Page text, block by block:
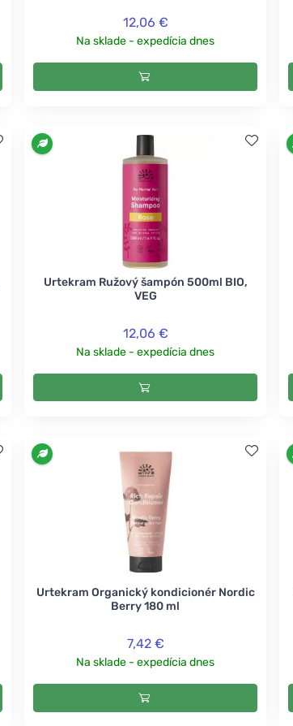
12,06 €
Na sklade - expedícia dnes
Urtekram Ružový šampón 500ml BIO,
VEG
12,06 €
Na sklade - expedícia dnes
Urtekram Organický kondicionér Nordic
Berry 180 ml
7,42 €
Na sklade - expedícia dnes